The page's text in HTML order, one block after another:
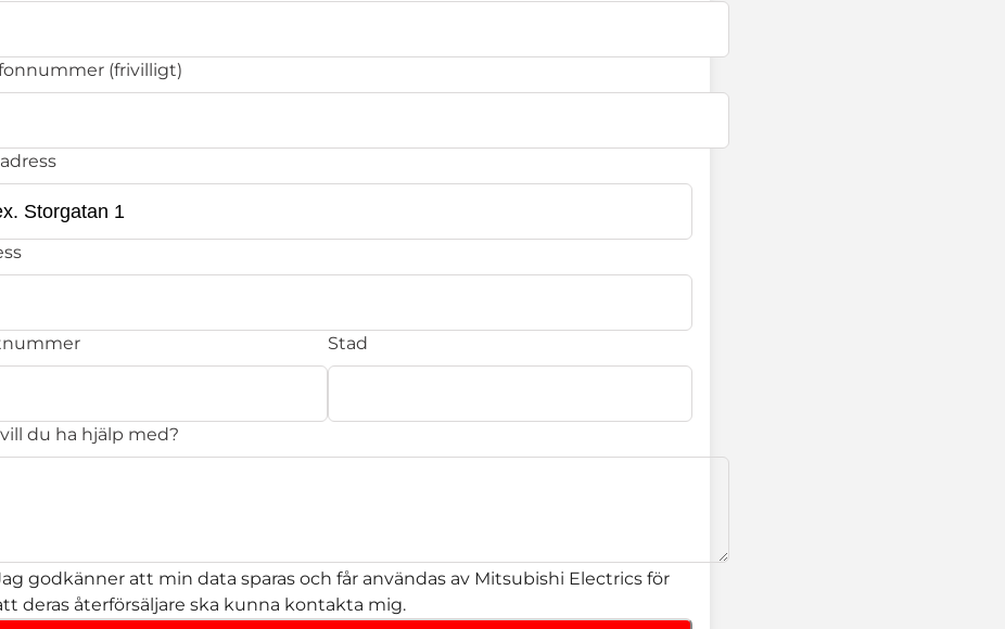
(frivilligt)
Stad
du ha hjälp med?
godkänner att min data sparas och får användas av Mitsubishi Electrics för
deras återförsäljare ska kunna kontakta mig.